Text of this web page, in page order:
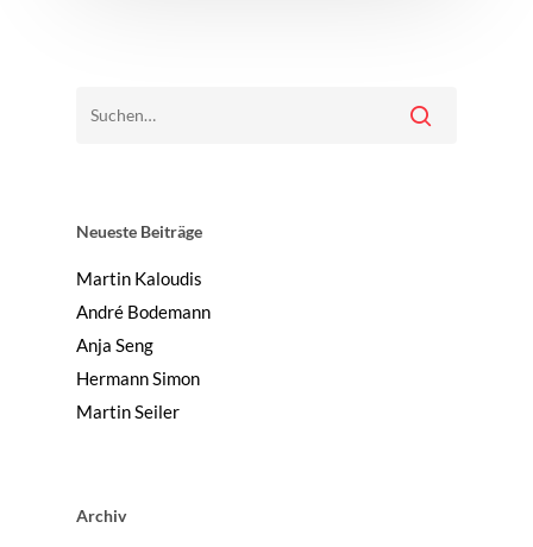
Neueste Beiträge
Martin Kaloudis
André Bodemann
Anja Seng
Hermann Simon
Martin Seiler
Archiv